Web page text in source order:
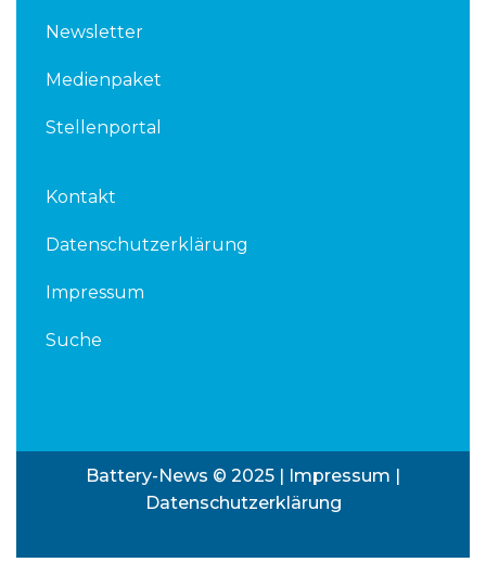
Newsletter
Medienpaket
Stellenportal
Kontakt
Datenschutzerklärung
Impressum
Suche
Battery-News © 2025 | Impressum |
Datenschutzerklärung